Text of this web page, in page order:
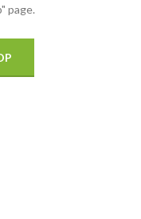
page.